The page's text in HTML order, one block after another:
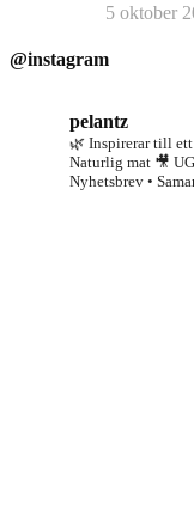
5 oktober
@instagram
pelantz
🌿 Inspirerar till
Naturlig mat 🎥
Nyhetsbrev •